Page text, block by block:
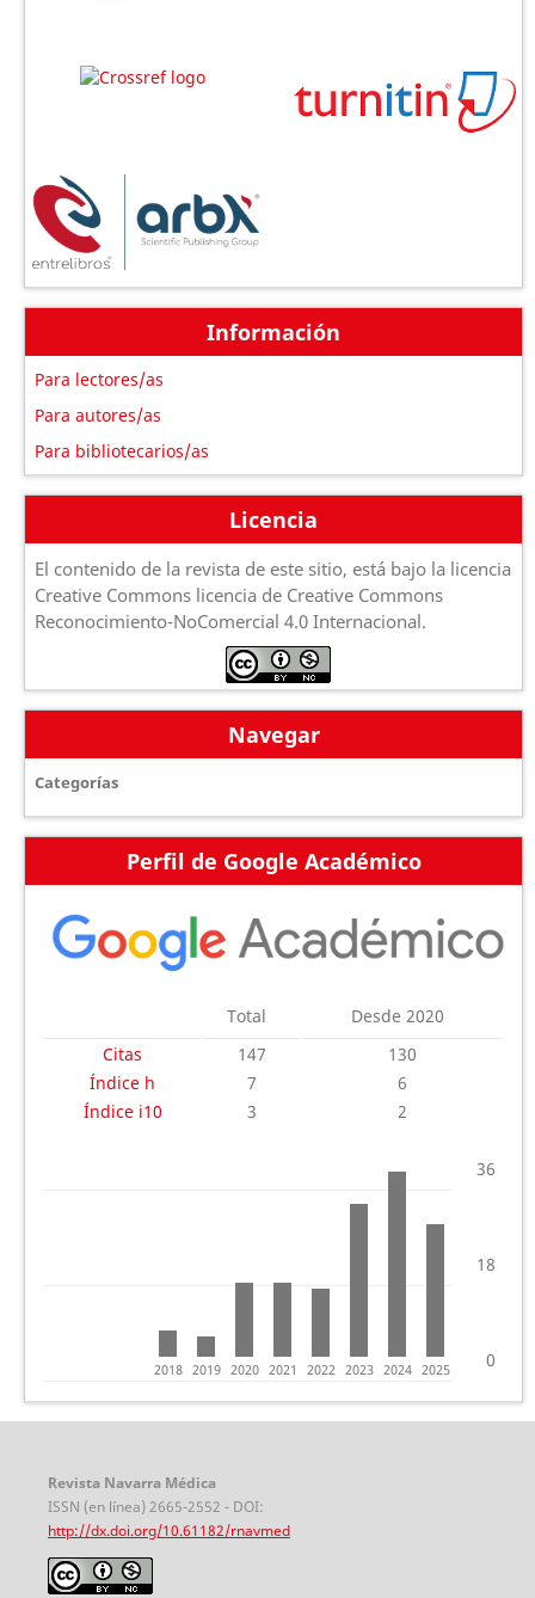
Información
Para lectores/as
Para autores/as
Para bibliotecarios/as
Licencia
El contenido de la revista de este sitio, está bajo la licencia
Creative Commons licencia de Creative Commons
Reconocimiento-NoComercial 4.0 Internacional.
Navegar
Categorías
Perfil de Google Académico
Total
Desde 2020
Citas
147
130
Índice h
7
6
Índice i10
3 2
0
36
18
2018 2019 2020 2021 2022 2023 2024 2025
Revista Navarra Médica
ISSN (en línea) 2665-2552 - DOI:
http://dx.doi.org/10.61182/rnavmed